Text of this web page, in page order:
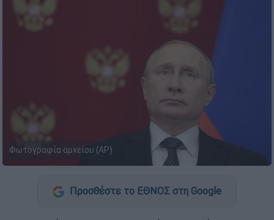
Φωτογραφία αρχείου (AP)
Προσθέστε το ΕΘΝΟΣ στη Google